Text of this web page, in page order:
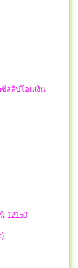
สลิปโอนเงิน
12150